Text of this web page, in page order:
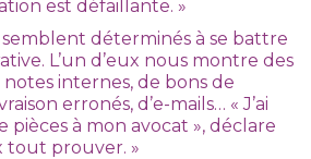
est défaillante. »
déterminés à se battre
L’un d’eux nous montre des
notes internes, de bons de
erronés, d’e-mails… « J’ai
pièces à mon avocat », déclare
tout prouver. »